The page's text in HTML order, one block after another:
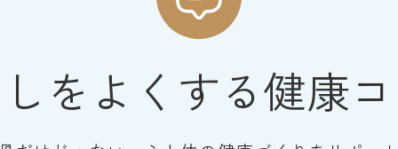
をよくする健康